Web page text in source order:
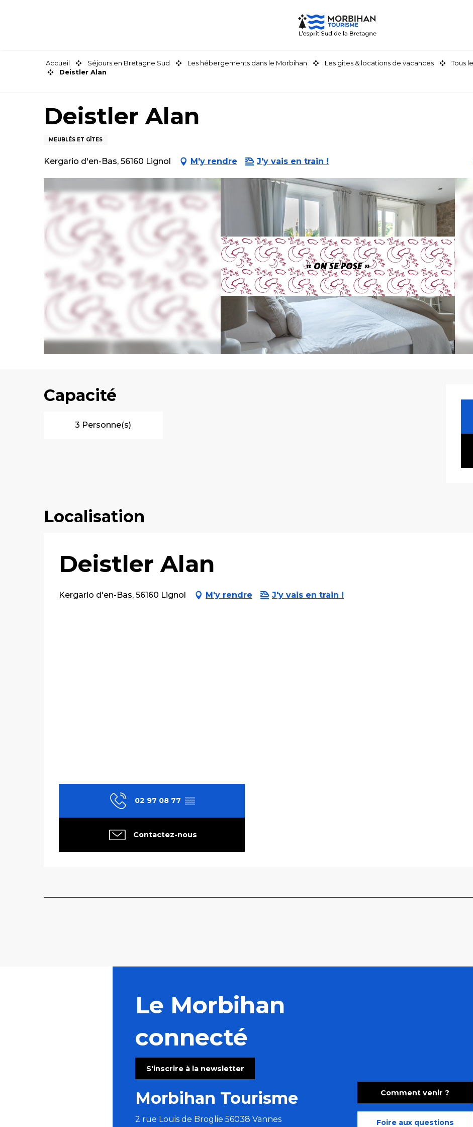
Accueil Séjours en Bretagne Sud Les hébergements dans le Morbihan Les gîtes & locations de vacances
Tous
Deistler Alan
Deistler Alan
MEUBLÉS ET GÎTES
Kergario d'en-Bas, 56160 Lignol M'y rendre J'y vais en train !
Capacité
3 Personne(s)
Localisation
Deistler Alan
Kergario d'en-Bas, 56160 Lignol M'y rendre J'y vais en train !
02 97 08 77 ▒▒
Contactez-nous
Le Morbihan
connecté
S'inscrire à la newsletter
Morbihan Tourisme
2 rue Louis de Broglie 56038 Vannes
Comment venir ?
Foire aux questions